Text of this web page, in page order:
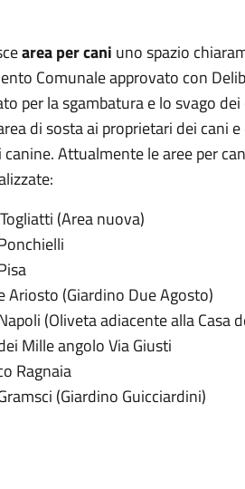
area per cani uno spazio
Comunale approvato con
per la sgambatura e lo svago
di sosta ai proprietari dei cani
canine. Attualmente le aree per
(Area nuova)
Ariosto (Giardino Due Agosto)
(Oliveta adiacente alla Casa
Mille angolo Via Giusti
Ragnaia
(Giardino Guicciardini)